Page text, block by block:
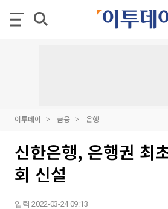
이투데이 금융 은행
신한은행, 은행권 최
회 신설
입력 2022-03-24 09:13